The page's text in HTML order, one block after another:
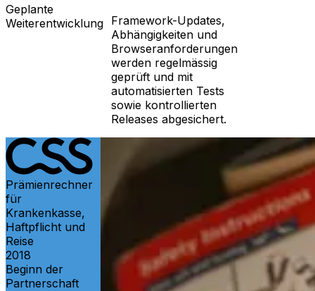
Geplante
Weiterentwicklung Framework-Updates,
Abhängigkeiten und
Browseranforderungen
werden regelmässig
geprüft und mit
automatisierten Tests
sowie kontrollierten
Releases abgesichert.
Prämienrechner
für
Krankenkasse,
Haftpflicht und
Reise
2018
Beginn der
Partnerschaft